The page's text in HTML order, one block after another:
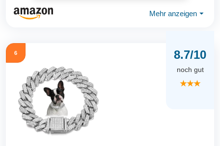
Mehr anzeigen ⏷
6 8.7/10
noch gut
★★★